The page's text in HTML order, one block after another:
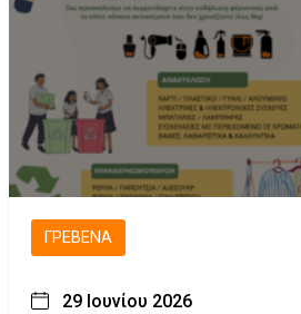
ΓΡΕΒΕΝΆ
29 Ιουνίου 2026